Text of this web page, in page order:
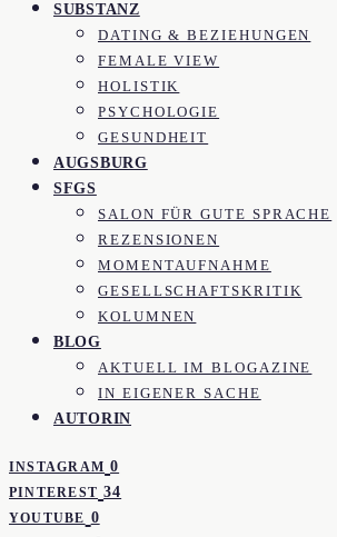
SUBSTANZ
DATING & BEZIEHUNGEN
FEMALE VIEW
HOLISTIK
PSYCHOLOGIE
GESUNDHEIT
AUGSBURG
SFGS
SALON FÜR GUTE SPRACHE
REZENSIONEN
MOMENTAUFNAHME
GESELLSCHAFTSKRITIK
KOLUMNEN
BLOG
AKTUELL IM BLOGAZINE
IN EIGENER SACHE
AUTORIN
INSTAGRAM 0
PINTEREST 34
YOUTUBE 0